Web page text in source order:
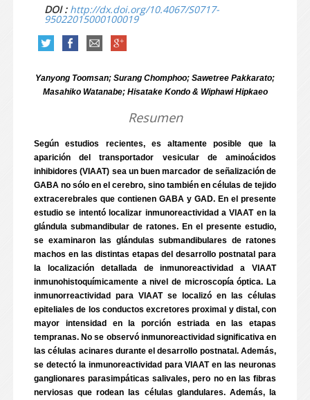
DOI : http://dx.doi.org/10.4067/S0717-
95022015000100019
Yanyong Toomsan; Surang Chomphoo; Sawetree Pakkarato;
Masahiko Watanabe; Hisatake Kondo & Wiphawi Hipkaeo
Resumen
Según estudios recientes, es altamente posible que la
aparición del transportador vesicular de aminoácidos
inhibidores (VIAAT) sea un buen marcador de señalización de
GABA no sólo en el cerebro, sino también en células de tejido
extracerebrales que contienen GABA y GAD. En el presente
estudio se intentó localizar inmunoreactividad a VIAAT en la
glándula submandibular de ratones. En el presente estudio,
se examinaron las glándulas submandibulares de ratones
machos en las distintas etapas del desarrollo postnatal para
la localización detallada de inmunoreactividad a VIAAT
inmunohistoquímicamente a nivel de microscopía óptica. La
inmunorreactividad para VIAAT se localizó en las células
epiteliales de los conductos excretores proximal y distal, con
mayor intensidad en la porción estriada en las etapas
tempranas. No se observó inmunoreactividad significativa en
las células acinares durante el desarrollo postnatal. Además,
se detectó la inmunoreactividad para VIAAT en las neuronas
ganglionares parasimpáticas salivales, pero no en las fibras
nerviosas que rodean las células glandulares. Además, la